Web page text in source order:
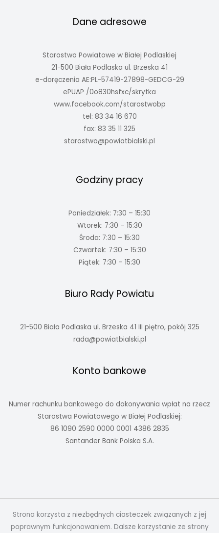
Dane adresowe
Starostwo Powiatowe w Białej Podlaskiej
21-500 Biała Podlaska ul. Brzeska 41
e-doręczenia AE:PL-57419-27898-GEDCG-29
ePUAP /0o830hsfxc/skrytka
www.facebook.com/starostwobp
tel: 83 34 16 670
fax: 83 35 11 325
starostwo@powiatbialski.pl
Godziny pracy
Poniedziałek: 7:30 – 15:30
Wtorek: 7:30 – 15:30
Środa: 7:30 – 15:30
Czwartek: 7:30 – 15:30
Piątek: 7:30 – 15:30
Biuro Rady Powiatu
21-500 Biała Podlaska ul. Brzeska 41 III piętro, pokój 325
rada@powiatbialski.pl
Konto bankowe
Numer rachunku bankowego do dokonywania wpłat na rzecz
Starostwa Powiatowego w Białej Podlaskiej:
86 1090 2590 0000 0001 4386 2835
Santander Bank Polska S.A.
Strona korzysta z niezbędnych ciasteczek związanych z jej
poprawnym funkcjonowaniem. Dalsze korzystanie ze strony